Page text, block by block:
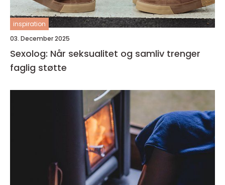
inspiration
03. December 2025
Sexolog: Når seksualitet og samliv trenger
faglig støtte